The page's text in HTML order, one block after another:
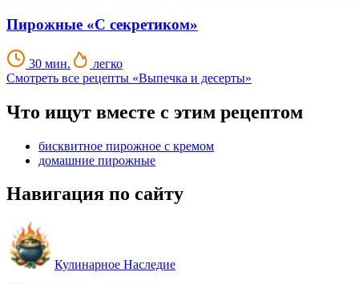
Пирожные «С секретиком»
30 мин.
легко
Смотреть все рецепты «Выпечка и десерты»
Что ищут вместе с этим рецептом
бисквитное пирожное с кремом
домашние пирожные
Навигация по сайту
Кулинарное Наследие